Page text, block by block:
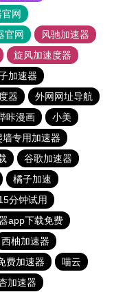
网
官网
风驰加速器
旋风加速度器
加速器
器
外网网址导航
咔漫画
小美
墙专用加速器
谷歌加速器
橘子加速
分钟试用
app下载免费
西柚加速器
费加速器
喵云
加速器